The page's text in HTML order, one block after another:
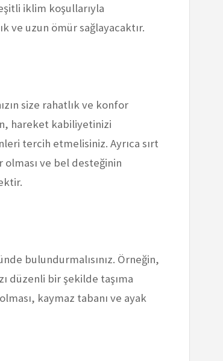
iklim koşullarıyla
ve uzun ömür sağlayacaktır.
size rahatlık ve konfor
hareket kabiliyetinizi
tercih etmelisiniz. Ayrıca sırt
olması ve bel desteğinin
bulundurmalısınız. Örneğin,
düzenli bir şekilde taşıma
kaymaz tabanı ve ayak